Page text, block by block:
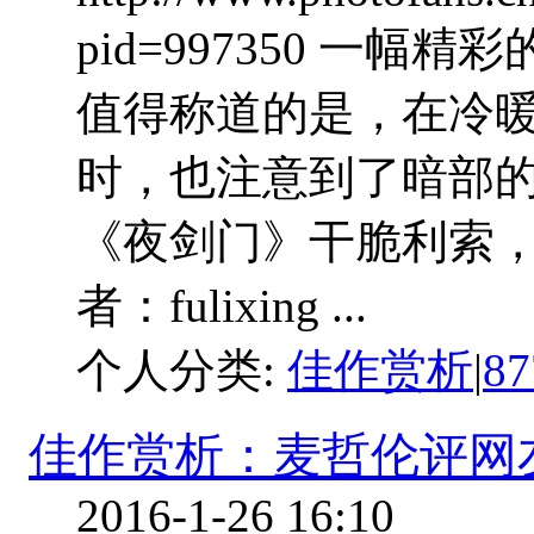
pid=997350 一幅精彩
值得称道的是，在冷
时，也注意到了暗部
《夜剑门》干脆利索
者：fulixing ...
个人分类: 佳作赏析|
佳作赏析：麦哲伦评网
2016-1-26 16:10